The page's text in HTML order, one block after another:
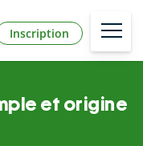
Inscription
et origine